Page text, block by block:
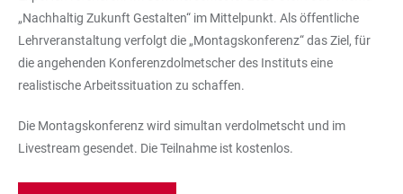
„Nachhaltig Zukunft Gestalten“ im Mittelpunkt. Als öffentliche
Lehrveranstaltung verfolgt die „Montagskonferenz“ das Ziel, für
die angehenden Konferenzdolmetscher des Instituts eine
realistische Arbeitssituation zu schaffen.
Die Montagskonferenz wird simultan verdolmetscht und im
Livestream gesendet. Die Teilnahme ist kostenlos.